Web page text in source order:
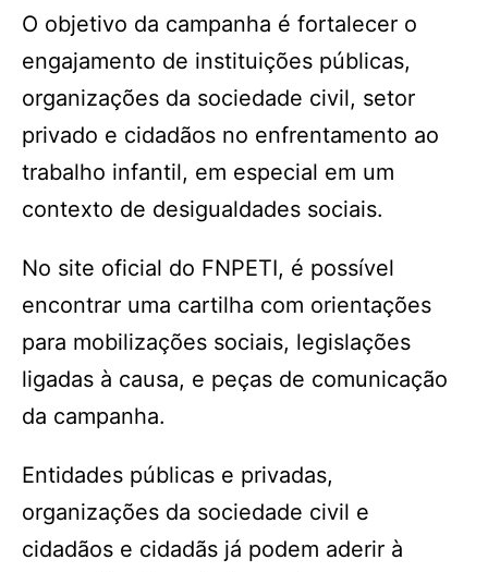
O objetivo da campanha é fortalecer o
engajamento de instituições públicas,
organizações da sociedade civil, setor
privado e cidadãos no enfrentamento ao
trabalho infantil, em especial em um
contexto de desigualdades sociais.
No site oficial do FNPETI, é possível
encontrar uma cartilha com orientações
para mobilizações sociais, legislações
ligadas à causa, e peças de comunicação
da campanha.
Entidades públicas e privadas,
organizações da sociedade civil e
cidadãos e cidadãs já podem aderir à